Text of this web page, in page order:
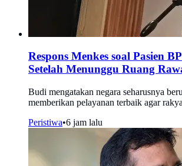
Respons Menkes soal Pasien
Setelah Menunggu Ruang
Budi mengatakan negara seharusnya
memberikan pelayanan terbaik agar
Peristiwa•6 jam lalu